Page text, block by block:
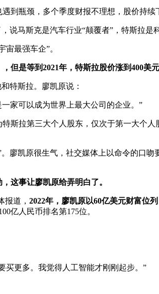
到瓶颈，多个季度财报不理想，股价持续
马斯克是汽车行业“颠覆者”，特斯拉是
最强车企”‌。
，但是等到2021年，特斯拉股价涨到400美元
特斯拉。廖凯原说：
家可以成为世界上最大公司的企业。”
斯拉第三大个人股东，仅次于第一大个
廖凯原很生气，社交媒体上以命令的口
这事让廖凯原给弄明白了。
报道， 2022年，廖凯原以60亿美元财富位
亿人民币排名第175位。
买更多。我觉得人工智能才刚刚起步。”